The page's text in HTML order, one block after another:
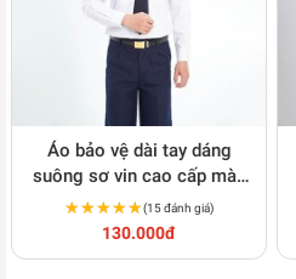
Áo bảo vệ dài tay dáng
suông sơ vin cao cấp màu
trắng BH07A
★★★★★
★★★★★(15 đánh giá)
130.000đ